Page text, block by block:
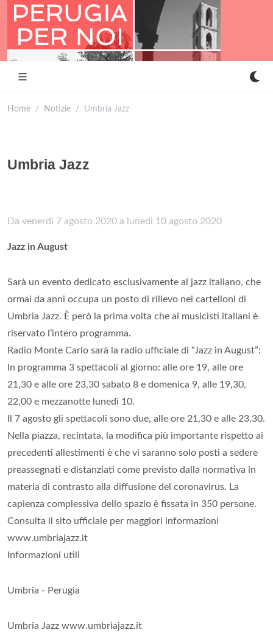
Home Notizie Umbria Jazz
Umbria Jazz
Da venerdì 7 agosto 2020 a lunedì 10 agosto 2020
Jazz in August
Sarà un evento dedicato esclusivamente al jazz italiano, che
ormai da anni occupa un posto di rilievo nei cartelloni di
Umbria Jazz. È però la prima volta che ai musicisti italiani è
riservato l’intero programma.
Radio Monte Carlo sarà la radio ufficiale di “Jazz in August”:
In programma 3 spettacoli al giorno: alle ore 19, alle ore
21,30 e alle ore 23,30 sabato 8 e domenica 9, alle 19,30,
22,00 e mezzanotte lunedì 10.
Il 7 agosto gli spettacoli sono due, alle ore 21,30 e alle 23,30.
Nella piazza, recintata, la modifica più importante rispetto ai
precedenti allestimenti è che vi saranno solo posti a sedere
preassegnati e distanziati come previsto dalla normativa in
materia di contrasto alla diffusione del coronavirus. La
capienza complessiva dello spazio è fissata in 350 persone.
Consulta il sito ufficiale per maggiori informazioni
www.umbriajazz.it
Informazioni utili
Umbria - Perugia
Umbria Jazz www.umbriajazz.it